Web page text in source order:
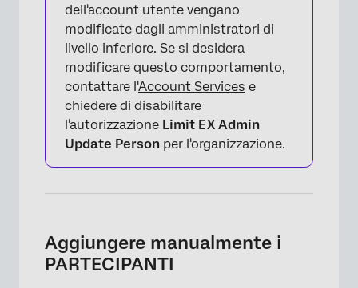
dell'account utente vengano
modificate dagli amministratori di
livello inferiore. Se si desidera
modificare questo comportamento,
contattare l'Account Services e
chiedere di disabilitare
l'autorizzazione Limit EX Admin
Update Person per l'organizzazione.
Aggiungere manualmente i
PARTECIPANTI